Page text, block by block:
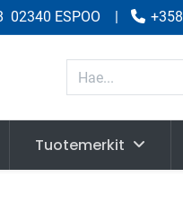
ESPOO | +358
Tuotemerkit